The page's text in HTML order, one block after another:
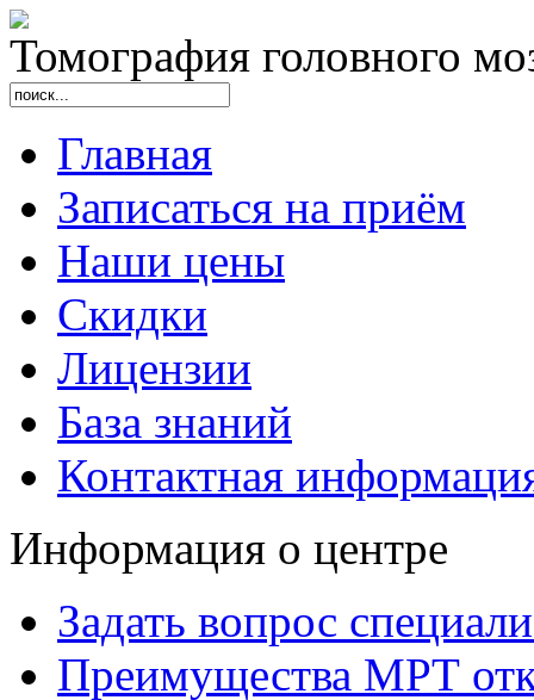
Томография головного
Главная
Записаться на приём
Наши цены
Скидки
Лицензии
База знаний
Контактная
Информация о центре
Задать вопрос
Преимущества МРТ